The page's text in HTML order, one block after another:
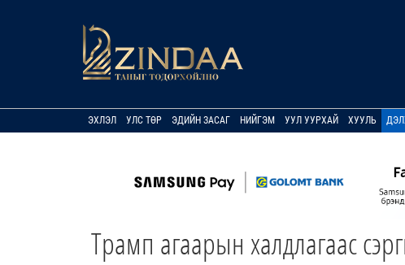
ЭХЛЭЛ УЛС ТӨР ЭДИЙН ЗАСАГ НИЙГЭМ УУЛ УУРХАЙ ХУУЛЬ
Трамп агаарын халдлагаас